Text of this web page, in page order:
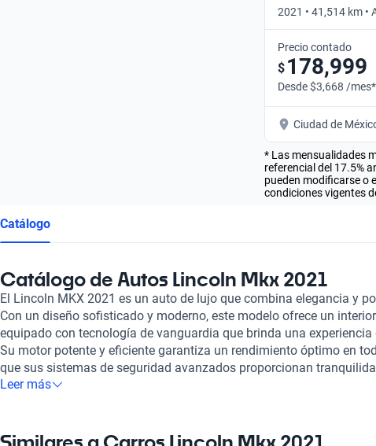
2021 • 41,514 km •
Precio contado
$ 178,999
Desde $3,668 /mes*
Ciudad de
* Las mensualidades
referencial del 17.5%
pueden modificarse o
condiciones vigentes
Catálogo
Catálogo de Autos Lincoln Mkx 2021
El Lincoln MKX 2021 es un auto de lujo que combina elegancia y
Con un diseño sofisticado y moderno, este modelo ofrece un
equipado con tecnología de vanguardia que brinda una
Su motor potente y eficiente garantiza un rendimiento óptimo en
que sus sistemas de seguridad avanzados proporcionan
ocupantes. En Kavak, nos enorgullece ofrecer a nuestros clientes la
rigurosa de los coches hasta la inspección detallada que garantiza
Leer más